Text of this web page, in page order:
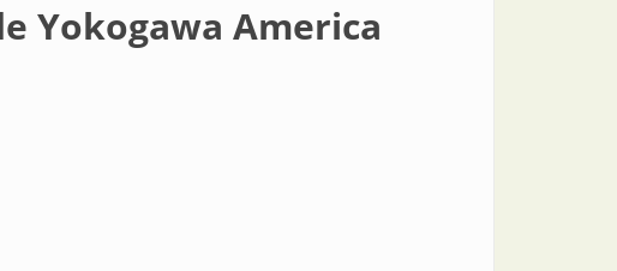
Yokogawa America